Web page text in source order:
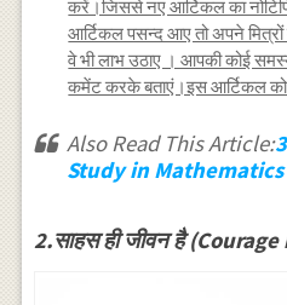
करें।जिससे नए आर्टिकल का
आर्टिकल पसन्द आए तो अपने
वे भी लाभ उठाए । आपकी कोई
कमेंट करके बताएं।इस आर्टिकल को
Also Read This Article:
Study in Mathematics
2.साहस ही जीवन है